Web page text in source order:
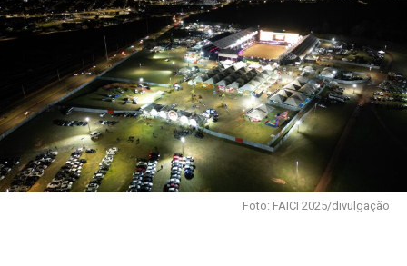
Foto: FAICI 2025/divulgação